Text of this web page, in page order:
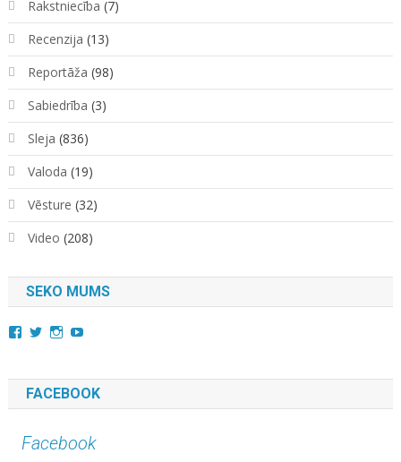
Rakstniecība (7)
Recenzija (13)
Reportāža (98)
Sabiedrība (3)
Sleja (836)
Valoda (19)
Vēsture (32)
Video (208)
SEKO MUMS
View
Facebook
View
Twitter
View
Instagram
YouTube
FACEBOOK
Facebook